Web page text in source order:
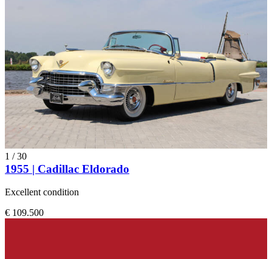
1 /30
1955 | Cadillac Eldorado
Excellent condition
€ 109.500